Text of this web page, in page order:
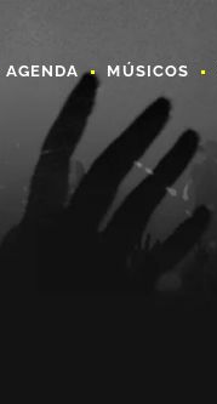
AGENDA MÚSICOS